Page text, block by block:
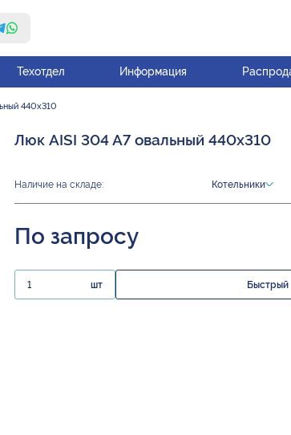
Техотдел Информация
440х310
Люк AISI 304 A7 овальный 440х310
Наличие на складе: Котельники
По запросу
шт Быстрый